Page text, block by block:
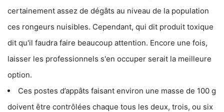
certainement assez de dégâts au niveau de la population
ces rongeurs nuisibles. Cependant, qui dit produit toxique
dit qu'il faudra faire beaucoup attention. Encore une fois,
laisser les professionnels s'en occuper serait la meilleure
option.
Ces postes d’appâts faisant environ une masse de 100 g
doivent être contrôlées chaque tous les deux, trois, ou six